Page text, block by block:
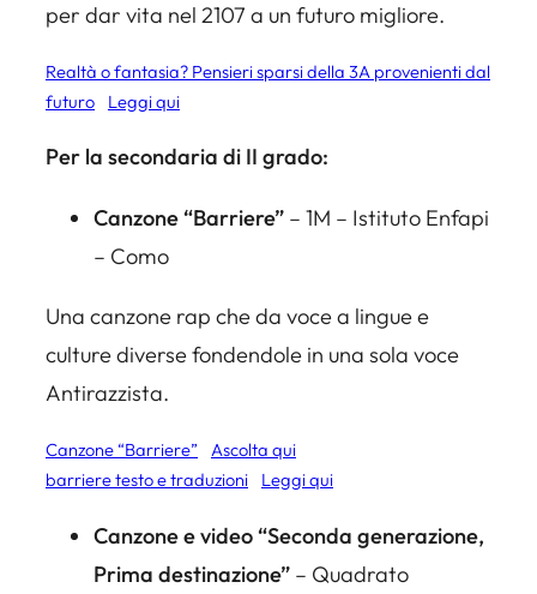
per dar vita nel 2107 a un futuro migliore.
Realtà o fantasia? Pensieri sparsi della 3A provenienti dal
futuro
Leggi qui
Per la secondaria di II grado:
Canzone “Barriere” – 1M – Istituto Enfapi
– Como
Una canzone rap che da voce a lingue e
culture diverse fondendole in una sola voce
Antirazzista.
Canzone “Barriere”
Ascolta qui
barriere testo e traduzioni
Leggi qui
Canzone e video “Seconda generazione,
Prima destinazione” – Quadrato